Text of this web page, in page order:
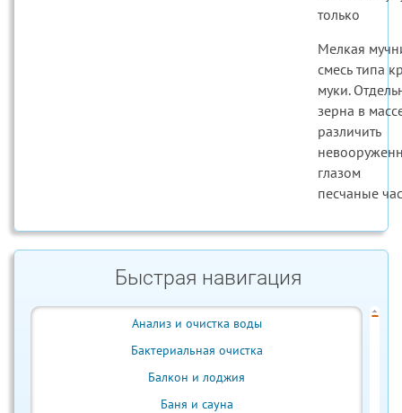
только
Мелкая
смесь типа
муки.
зерна в
различить
глазом
песчаные
Быстрая навигация
Анализ и очистка воды
Бактериальная очистка
Балкон и лоджия
Баня и сауна